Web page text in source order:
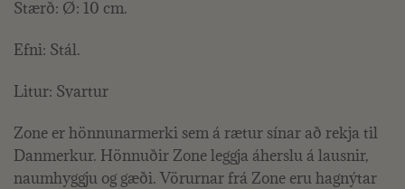
Stærð: Ø: 10 cm.
Efni: Stál.
Litur: Svartur
Zone er hönnunarmerki sem á rætur sínar að rekja til
Danmerkur. Hönnuðir Zone leggja áherslu á lausnir,
naumhyggju og gæði. Vörurnar frá Zone eru hagnýtar